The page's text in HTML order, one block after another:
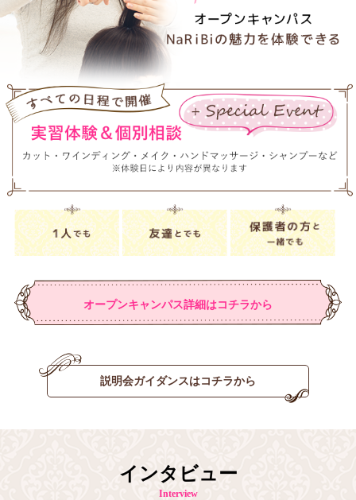
オープンキャンパス詳細はコチラから
説明会ガイダンスはコチラから
インタビュー
Interview